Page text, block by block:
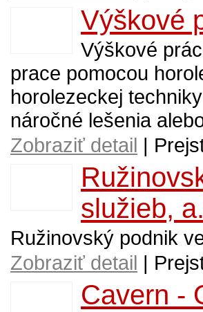
Výškové
Výškové
prace pomocou
horolezeckej
náročné lešenia
Zobraziť detail |
služieb,
Ružinovský podnik
Zobraziť detail |
Cavern -